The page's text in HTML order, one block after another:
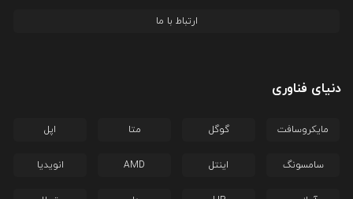
ارتباط با ما
دنیای فناوری
مایکروسافت گوگل متا اپل
سامسونگ اینتل AMD انویدیا